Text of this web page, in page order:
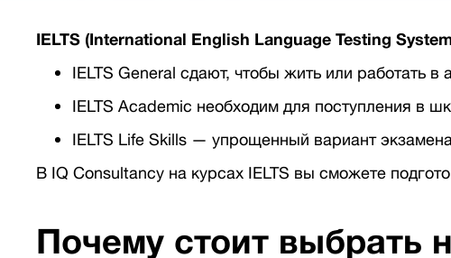
IELTS (International English Language Testing
IELTS General сдают, чтобы жить или работать в
IELTS Academic необходим для поступления в
IELTS Life Skills — упрощенный вариант
В IQ Consultancy на курсах IELTS вы сможете
Почему стоит выбрать